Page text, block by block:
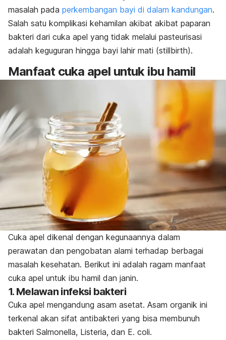
masalah pada perkembangan bayi di dalam kandungan.
Salah satu komplikasi kehamilan akibat akibat paparan
bakteri dari cuka apel yang tidak melalui pasteurisasi
adalah keguguran hingga bayi lahir mati (stillbirth).
Manfaat cuka apel untuk ibu hamil
Cuka apel dikenal dengan kegunaannya dalam
perawatan dan pengobatan alami terhadap berbagai
masalah kesehatan. Berikut ini adalah ragam manfaat
cuka apel untuk ibu hamil dan janin.
1. Melawan infeksi bakteri
Cuka apel mengandung asam asetat. Asam organik ini
terkenal akan sifat antibakteri yang bisa membunuh
bakteri Salmonella, Listeria, dan E. coli.